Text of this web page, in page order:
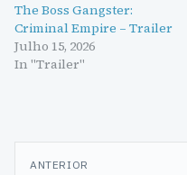
The Boss Gangster:
Criminal Empire – Trailer
Julho 15, 2026
In "Trailer"
Navegação
ANTERIOR